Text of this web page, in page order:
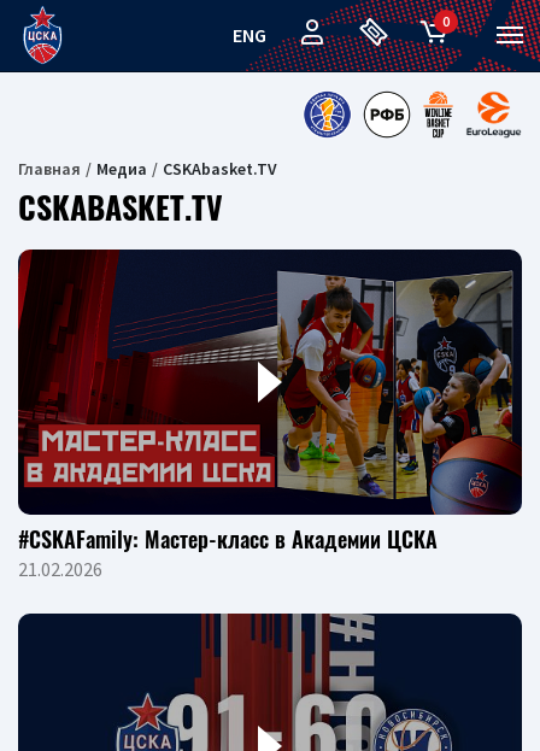
ENG
0
Главная Медиа CSKAbasket.TV
CSKABASKET.TV
#CSKAFamily: Мастер-класс в Академии ЦСКА
21.02.2026